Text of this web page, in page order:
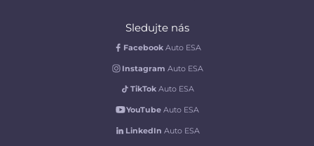
Sledujte nás
Facebook Auto ESA
Instagram Auto ESA
TikTok Auto ESA
YouTubeAuto ESA
LinkedIn Auto ESA